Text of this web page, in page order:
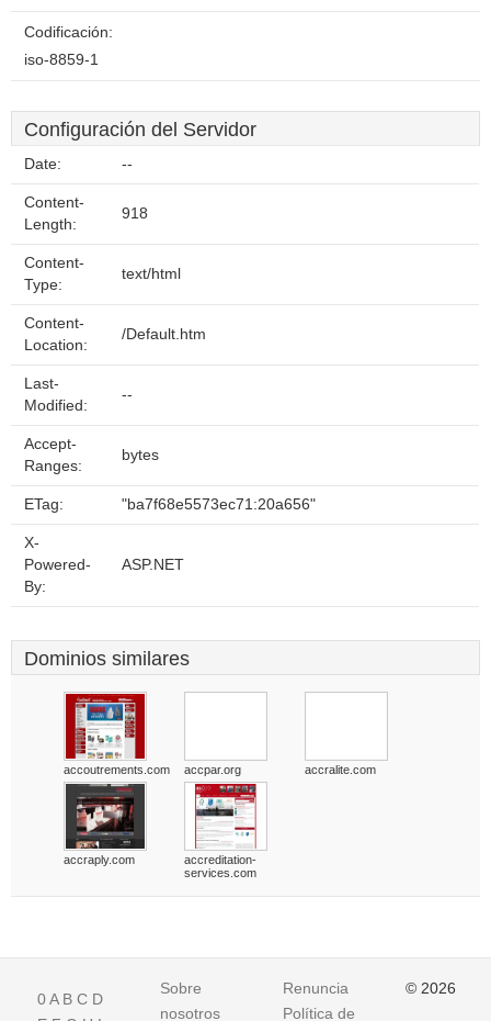
Codificación:
iso-8859-1
Configuración del Servidor
Date: --
Content-
Length:
918
Content-
Type:
text/html
Content-
Location:
/Default.htm
Last-
Modified:
--
Accept-
Ranges:
bytes
ETag: "ba7f68e5573ec71:20a656"
X-
Powered-
By:
ASP.NET
Dominios similares
accoutrements.com accpar.org accralite.com
accraply.com
accreditation-
services.com
0A B C D
Sobre
nosotros
Renuncia
Política de
© 2026